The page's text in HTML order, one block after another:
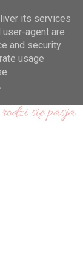
its services
user-agent are
and security
usage